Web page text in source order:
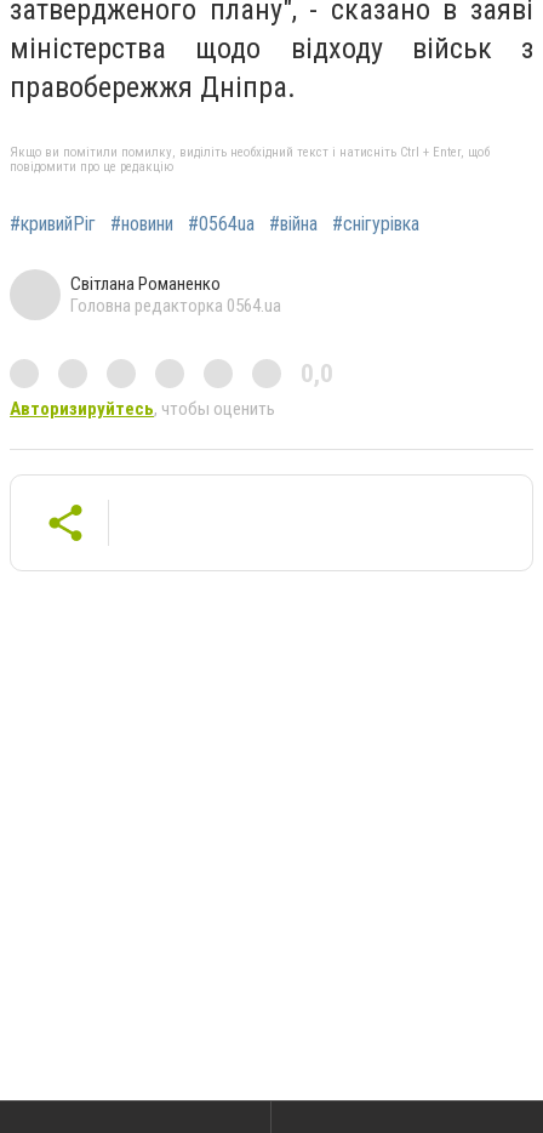
затвердженого плану", - сказано в заяві
міністерства щодо відходу військ з
правобережжя Дніпра.
Якщо ви помітили помилку, виділіть необхідний текст і натисніть Ctrl + Enter, щоб
повідомити про це редакцію
#кривийРіг #новини #0564ua #війна #снігурівка
Світлана Романенко
Головна редакторка 0564.ua
0,0
Авторизируйтесь, чтобы оценить